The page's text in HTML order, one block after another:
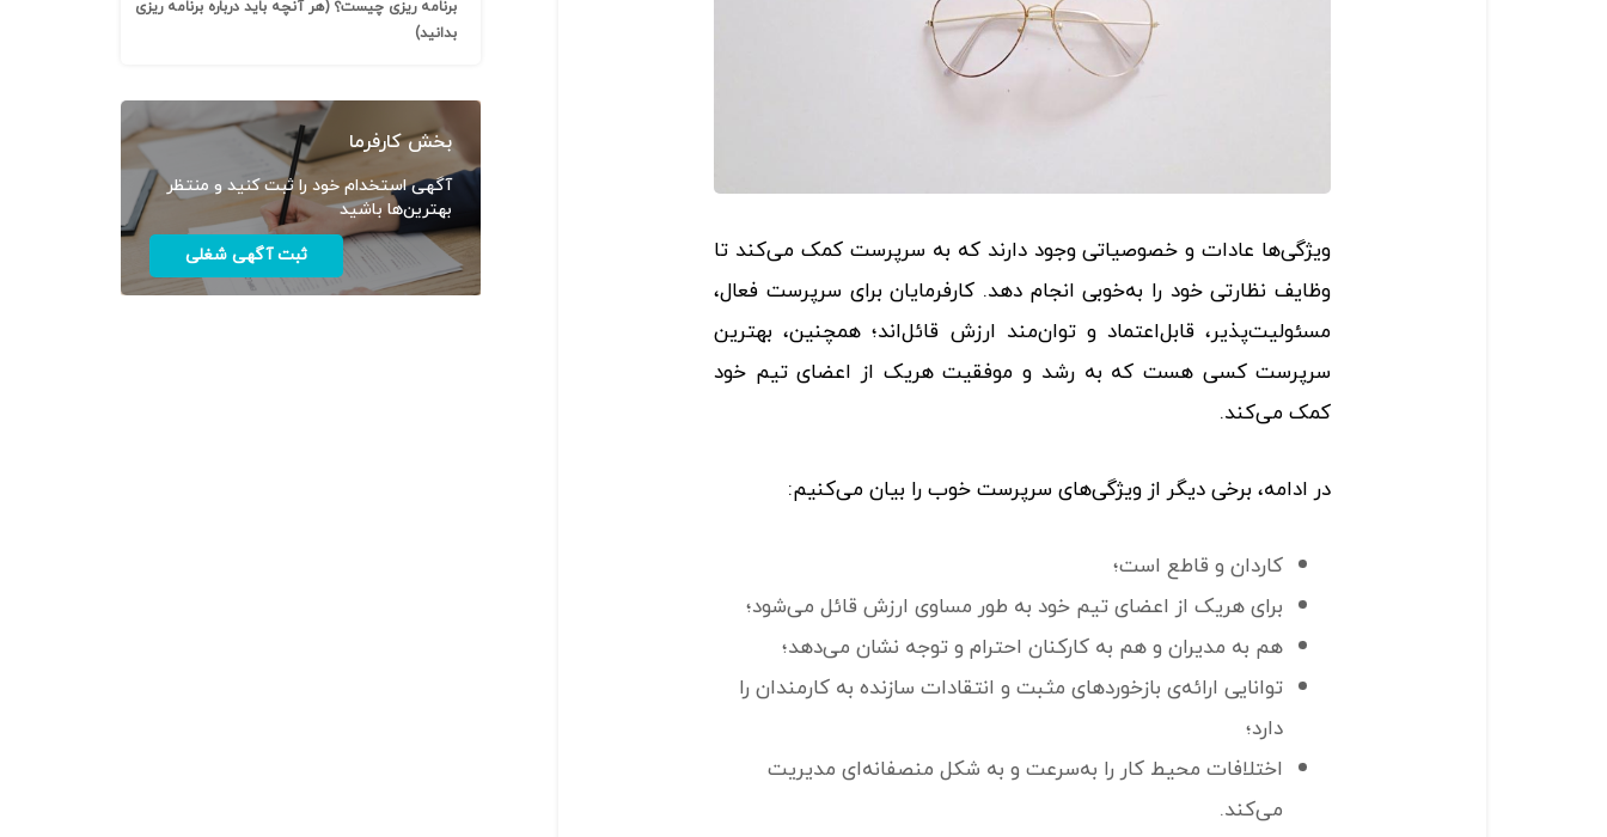
ویژگی‌ها عادات و خصوصیاتی وجود دارند که به سرپرست کمک می‌کند تا
وظایف نظارتی خود را به‌خوبی انجام دهد. کارفرمایان برای سرپرست فعال،
مسئولیت‌پذیر، قابل‌اعتماد و توان‌مند ارزش قائل‌اند؛ همچنین، بهترین
سرپرست کسی هست که به رشد و موفقیت هریک از اعضای تیم خود
کمک می‌کند.
در ادامه، برخی دیگر از ویژگی‌های سرپرست خوب را بیان می‌کنیم:
کاردان و قاطع است؛
برای هر‌یک از اعضای تیم خود به طور مساوی ارزش قائل می‌شود؛
هم به مدیران و هم به کارکنان احترام و توجه نشان می‌دهد؛
توانایی ارائه‌ی بازخوردهای مثبت و انتقادات سازنده به کارمندان را
دارد؛
اختلافات محیط کار را به‌سرعت و به شکل منصفانه‌ای مدیریت
می‌کند.
برنامه ریزی چیست؟ (هر آنچه باید درباره برنامه ریزی
بدانید)
بخش کارفرما
آگهی استخدام خود را ثبت کنید و منتظر
بهترین‌ها باشید
ثبت آگهی شغلی